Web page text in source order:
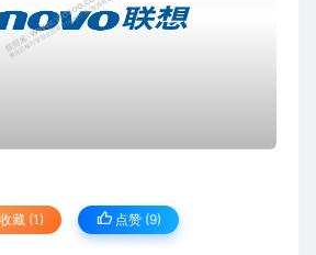
收藏 (1) 点赞 (9)